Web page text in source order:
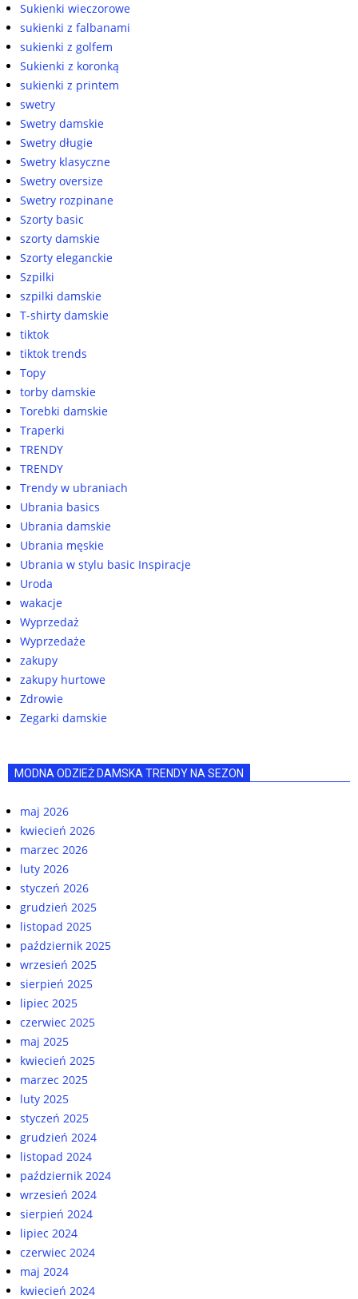
Sukienki wieczorowe
sukienki z falbanami
sukienki z golfem
Sukienki z koronką
sukienki z printem
swetry
Swetry damskie
Swetry długie
Swetry klasyczne
Swetry oversize
Swetry rozpinane
Szorty basic
szorty damskie
Szorty eleganckie
Szpilki
szpilki damskie
T-shirty damskie
tiktok
tiktok trends
Topy
torby damskie
Torebki damskie
Traperki
TRENDY
TRENDY
Trendy w ubraniach
Ubrania basics
Ubrania damskie
Ubrania męskie
Ubrania w stylu basic Inspiracje
Uroda
wakacje
Wyprzedaż
Wyprzedaże
zakupy
zakupy hurtowe
Zdrowie
Zegarki damskie
MODNA ODZIEŻ DAMSKA TRENDY NA SEZON
maj 2026
kwiecień 2026
marzec 2026
luty 2026
styczeń 2026
grudzień 2025
listopad 2025
październik 2025
wrzesień 2025
sierpień 2025
lipiec 2025
czerwiec 2025
maj 2025
kwiecień 2025
marzec 2025
luty 2025
styczeń 2025
grudzień 2024
listopad 2024
październik 2024
wrzesień 2024
sierpień 2024
lipiec 2024
czerwiec 2024
maj 2024
kwiecień 2024